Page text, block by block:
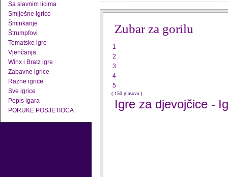
Sa slavnim licima
Smiješne igrice
Šminkanje
Štrumpfovi
Tematske igre
Vjenčanja
Winx i Bratz igre
Zabavne igrice
Razne igrice
Sve igrice
Popis igara
PORUKE POSJETIOCA
Zubar za gorilu
1
2
3
4
5
( 150 glasova )
Igre za djevojčice -